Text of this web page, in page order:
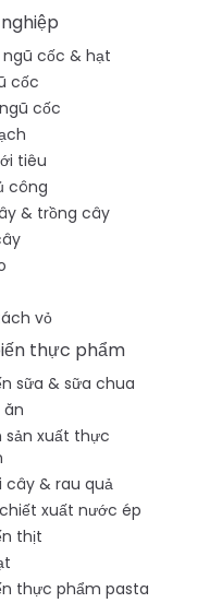
cốc & hạt
cốc
cốc
tiêu
công
& trồng cây
vỏ
thực phẩm
sữa & sữa chua
ăn
sản xuất thực
cây & rau quả
xuất nước ép
thịt
thực phẩm pasta